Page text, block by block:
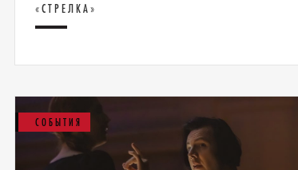
«СТРЕЛКА»
СОБЫТИЯ